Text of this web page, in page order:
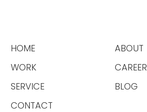
HOME
WORK
SERVICE
CONTACT
ABOUT
CAREER
BLOG